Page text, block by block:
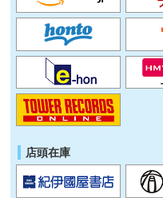
店頭在庫